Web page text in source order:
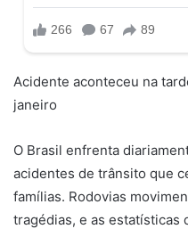
Acidente aconteceu na
janeiro
O Brasil enfrenta
acidentes de trânsito que
famílias. Rodovias
tragédias, e as estatísticas